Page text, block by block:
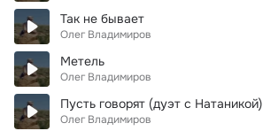
Так не бывает
Олег Владимиров
Метель
Олег Владимиров
Пусть говорят (дуэт с Натаникой)
Олег Владимиров